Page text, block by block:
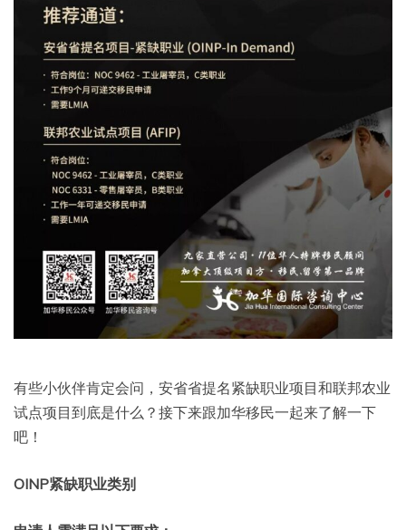
有些小伙伴肯定会问，安省省提名紧缺职业项目和联邦农业
试点项目到底是什么？接下来跟加华移民一起来了解一下
吧！
OINP紧缺职业类别